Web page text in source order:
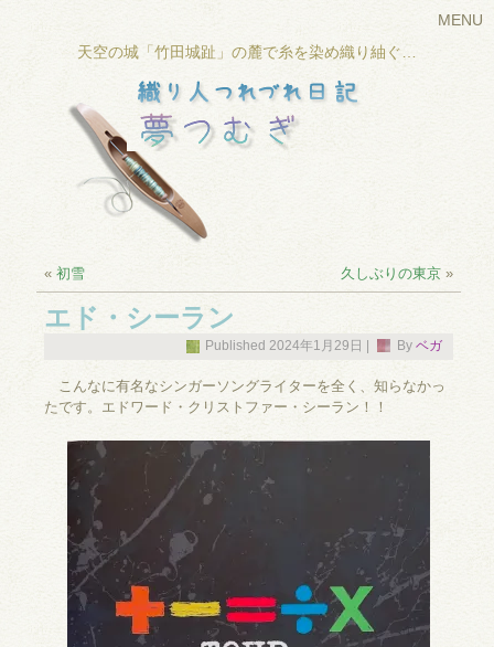
MENU
天空の城「竹田城趾」の麓で糸を染め織り紬ぐ…
« 初雪 久しぶりの東京»
エド・シーラン
Published 2024年1月29日 By ベガ
こんなに有名なシンガーソングライターを全く、知らなかっ
たです。エドワード・クリストファー・シーラン！！